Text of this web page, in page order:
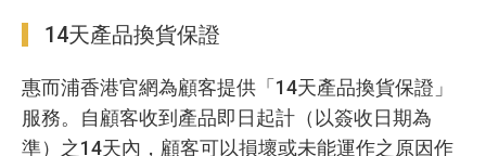
14天產品換貨保證
惠而浦香港官網為顧客提供「14天產品換貨保證」
服務。自顧客收到產品即日起計（以簽收日期為
準）之14天內，顧客可以損壞或未能運作之原因作